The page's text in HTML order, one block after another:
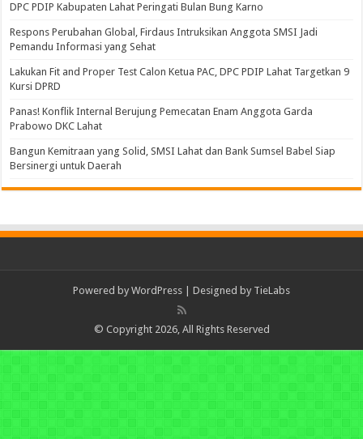
DPC PDIP Kabupaten Lahat Peringati Bulan Bung Karno
Respons Perubahan Global, Firdaus Intruksikan Anggota SMSI Jadi
Pemandu Informasi yang Sehat
Lakukan Fit and Proper Test Calon Ketua PAC, DPC PDIP Lahat Targetkan 9
Kursi DPRD
Panas! Konflik Internal Berujung Pemecatan Enam Anggota Garda
Prabowo DKC Lahat
Bangun Kemitraan yang Solid, SMSI Lahat dan Bank Sumsel Babel Siap
Bersinergi untuk Daerah
Powered by WordPress | Designed by TieLabs
© Copyright 2026, All Rights Reserved